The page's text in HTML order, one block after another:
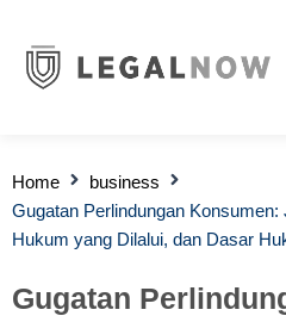
Home
business
Gugatan Perlindungan
Hukum yang Dilalui, dan Dasar
Gugatan